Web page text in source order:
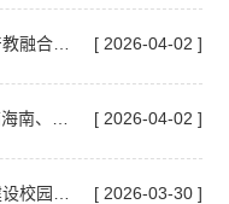
[ 2026-04-02 ]
[ 2026-04-02 ]
[ 2026-03-30 ]